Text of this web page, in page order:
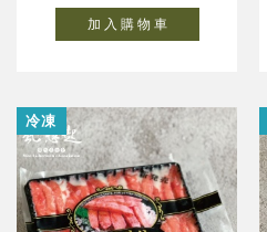
加 入 購 物 車
冷凍